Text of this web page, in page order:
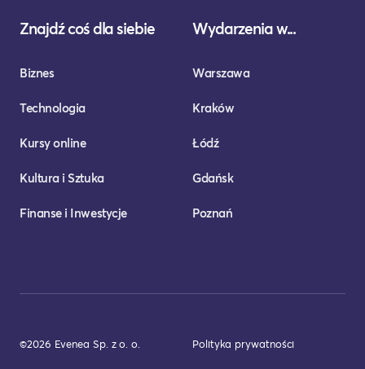
Znajdź coś dla siebie
Biznes
Technologia
Kursy online
Kultura i Sztuka
Finanse i Inwestycje
Wydarzenia w...
Warszawa
Kraków
Łódź
Gdańsk
Poznań
©2026 Evenea Sp. z o. o. Polityka prywatności